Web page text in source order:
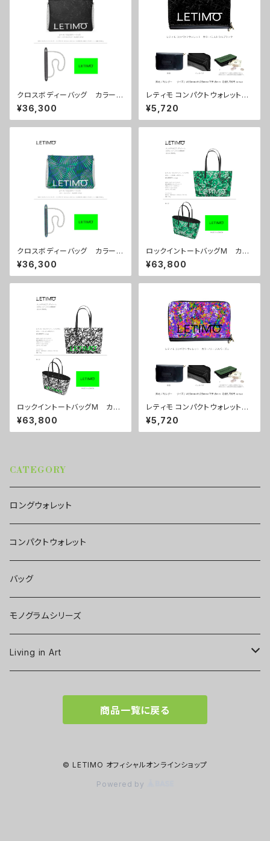
クロスボディーバッグ カラー/
ミストラルブラック ■配送まで
約１か月
¥36,300
レティモ コンパクトウォレット
カラー/ミストラルブラック ■配
送まで3週間
¥5,720
クロスボディーバッグ カラー/
センスブルー ■配送まで約１
か月
¥36,300
ロックイントートバッグM カラ
ー/プロポーズグリーン ■配送
まで約１か月
¥63,800
ロックイントートバッグM カラ
ー/ブレインズホワイト ■配送
まで約１か月
¥63,800
レティモ コンパクトウォレット
カラー/リーフスパープル ■配
送まで3週間
¥5,720
CATEGORY
ロングウォレット
コンパクトウォレット
バッグ
モノグラムシリーズ
Living in Art
商品一覧に戻る
© LETIMO オフィシャルオンラインショップ
Powered by